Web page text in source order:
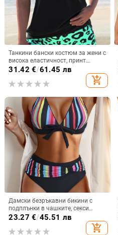
Танкини бански костюм за жени с
висока еластичност, принт
дизайн, полиестерна материя,
31.42 €/61.45 лв
add_shopping_cart
Дамски безръкавни бикини с
подплънки в чашките, секси
дизайн, полиестерна материя
(82% полиестер) и подплата
спандекс 18%, без метална опора,
23.27 €/45.51 лв
add_shopping_cart